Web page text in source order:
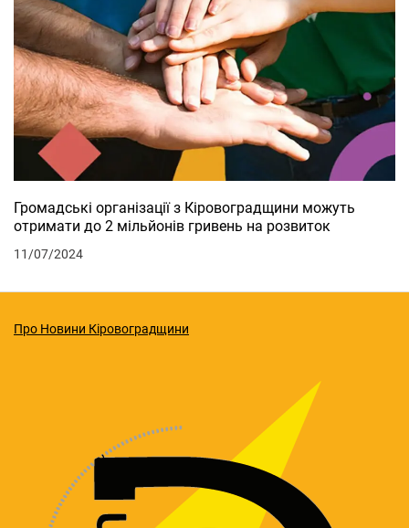
Громадські організації з Кіровоградщини можуть
отримати до 2 мільйонів гривень на розвиток
11/07/2024
Про Новини Кіровоградщини